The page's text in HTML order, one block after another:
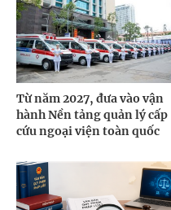
Từ năm 2027, đưa vào vận
hành Nền tảng quản lý cấp
cứu ngoại viện toàn quốc